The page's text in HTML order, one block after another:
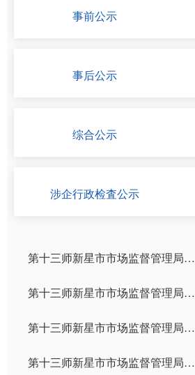
事前公示
事后公示
综合公示
涉企行政检査公示
第十三师新星市市场监督管理局关于“新星市鑫星面条加工厂”的行政处罚公示
第十三师新星市市场监督管理局关于哈密市伊州区疆小红干果商行未取得食品生产许可从事食品生产活动、冒用厂名厂址和生产许可证编号案的行政处罚公示
第十三师新星市市场监督管理局行政许可信息公示（2026年第30期）
第十三师新星市市场监督管理局关于“哈密红星二场永鑫农资店”的行政处罚公示